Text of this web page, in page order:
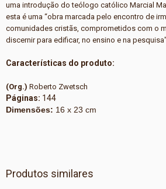
uma introdução do teólogo católico Marcial
esta é uma “obra marcada pelo encontro de
comunidades cristãs, comprometidos com o
discernir para edificar, no ensino e na
Características do produto:
(Org.) Roberto Zwetsch
Páginas: 144
Dimensões: 16 x 23 cm
Produtos similares